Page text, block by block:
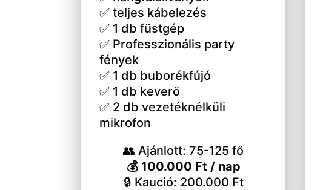
✅ teljes kábelezés
✅ 1 db füstgép
✅ Professzionális party
fények
✅ 1 db buborékfújó
✅ 1 db keverő
✅ 2 db vezetéknélküli
mikrofon
👥 Ajánlott: 75-125 fő
💰 100.000 Ft / nap
🔒 Kaució: 200.000 Ft